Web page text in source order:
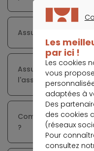
Assurance moto non
Assurance moto
l'assureur
Comment trouver la
?
Les
par ici !
Les cookies
vous
adaptées à
Des
des cookies
(réseaux
Pour
consultez